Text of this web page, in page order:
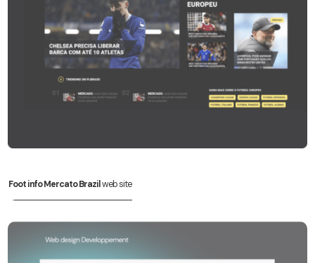
Foot info Mercato Brazilweb site